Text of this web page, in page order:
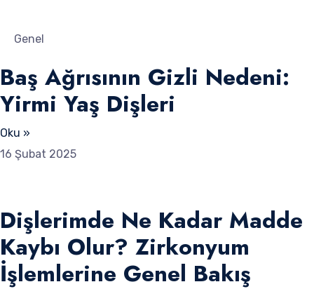
Genel
Baş Ağrısının Gizli Nedeni:
Yirmi Yaş Dişleri
Oku »
16 Şubat 2025
Dişlerimde Ne Kadar Madde
Kaybı Olur? Zirkonyum
İşlemlerine Genel Bakış